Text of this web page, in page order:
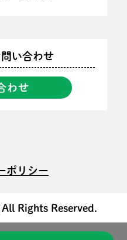
い合わせ
わせ
ポリシー
Rights Reserved.